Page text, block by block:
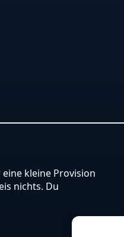
kleine Provision
nichts. Du